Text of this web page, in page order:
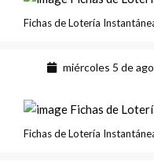
Fichas de Lotería
miércoles 5 de
Fichas de Lotería